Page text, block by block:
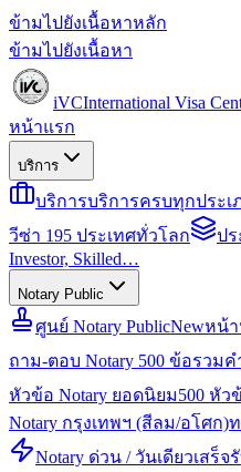
ข้ามไปยังเนื้อหาหลัก
ข้ามไปยังเนื้อหา
iVCInternational Visa
หน้าแรก
บริการ
บริการบริการครบทุกประเ
วีซ่า 195 ประเทศทั่วโลก
ปร
Investor, Skilled…
Notary Public
ศูนย์ Notary PublicNewหน้า
ถาม-ตอบ Notary 500 ข้อรวมค
หัวข้อ Notary ยอดนิยม500 หัว
Notary กรุงเทพฯ (สีลม/อโศก)
Notary ด่วน / วันเดียวเสร็จ